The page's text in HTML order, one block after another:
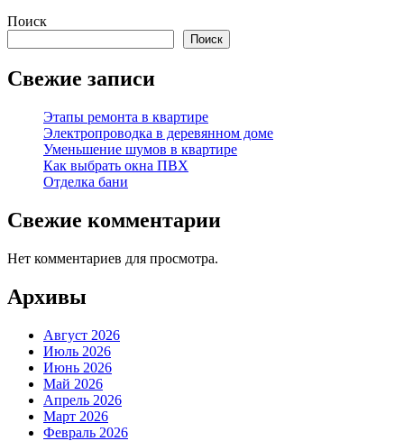
Поиск
Поиск
Свежие записи
Этапы ремонта в квартире
Электропроводка в деревянном доме
Уменьшение шумов в квартире
Как выбрать окна ПВХ
Отделка бани
Свежие комментарии
Нет комментариев для просмотра.
Архивы
Август 2026
Июль 2026
Июнь 2026
Май 2026
Апрель 2026
Март 2026
Февраль 2026